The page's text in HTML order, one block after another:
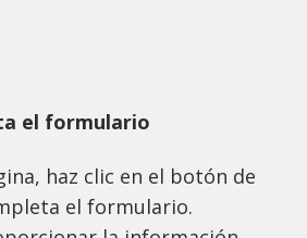
el formulario
haz clic en el botón de
el formulario.